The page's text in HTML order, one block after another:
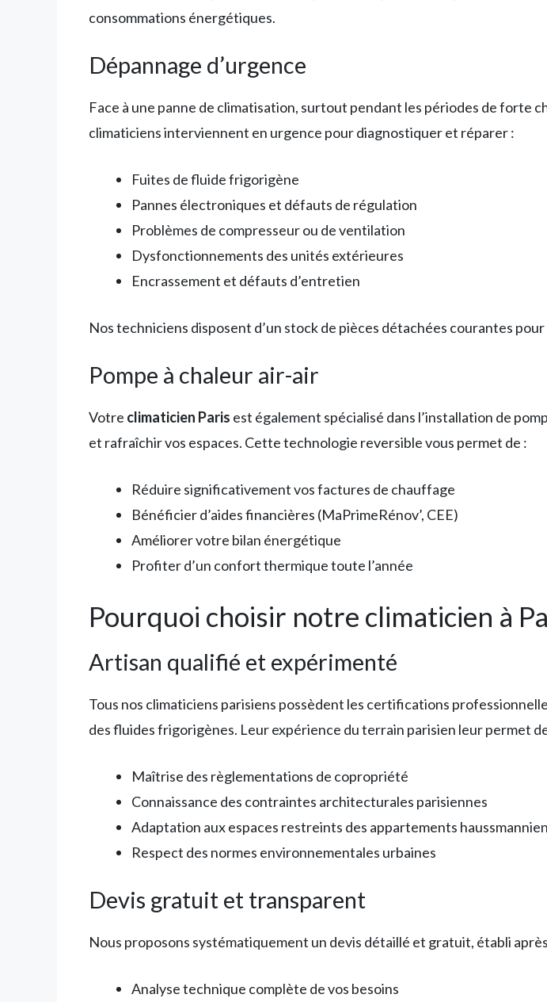
consommations énergétiques.
Dépannage d’urgence
Face à une panne de climatisation, surtout pendant les périodes de forte
climaticiens interviennent en urgence pour diagnostiquer et réparer :
Fuites de fluide frigorigène
Pannes électroniques et défauts de régulation
Problèmes de compresseur ou de ventilation
Dysfonctionnements des unités extérieures
Encrassement et défauts d’entretien
Nos techniciens disposent d’un stock de pièces détachées courantes
Pompe à chaleur air-air
Votre climaticien Paris est également spécialisé dans l’installation de
et rafraîchir vos espaces. Cette technologie reversible vous permet de :
Réduire significativement vos factures de chauffage
Bénéficier d’aides financières (MaPrimeRénov’, CEE)
Améliorer votre bilan énergétique
Profiter d’un confort thermique toute l’année
Pourquoi choisir notre climaticien à
Artisan qualifié et expérimenté
Tous nos climaticiens parisiens possèdent les certifications
des fluides frigorigènes. Leur expérience du terrain parisien leur permet
Maîtrise des règlementations de copropriété
Connaissance des contraintes architecturales parisiennes
Adaptation aux espaces restreints des appartements
Respect des normes environnementales urbaines
Devis gratuit et transparent
Nous proposons systématiquement un devis détaillé et gratuit, établi
Analyse technique complète de vos besoins